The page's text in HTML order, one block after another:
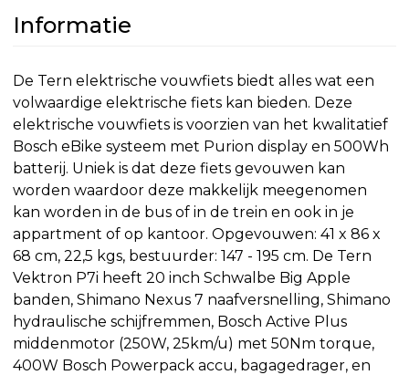
Informatie
De Tern elektrische vouwfiets biedt alles wat een
volwaardige elektrische fiets kan bieden. Deze
elektrische vouwfiets is voorzien van het kwalitatief
Bosch eBike systeem met Purion display en 500Wh
batterij. Uniek is dat deze fiets gevouwen kan
worden waardoor deze makkelijk meegenomen
kan worden in de bus of in de trein en ook in je
appartment of op kantoor. Opgevouwen: 41 x 86 x
68 cm, 22,5 kgs, bestuurder: 147 - 195 cm. De Tern
Vektron P7i heeft 20 inch Schwalbe Big Apple
banden, Shimano Nexus 7 naafversnelling, Shimano
hydraulische schijfremmen, Bosch Active Plus
middenmotor (250W, 25km/u) met 50Nm torque,
400W Bosch Powerpack accu, bagagedrager, en